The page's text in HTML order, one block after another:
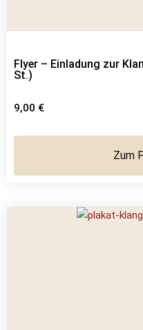
Flyer – Einladung zur
St.)
9,00 €
Zum